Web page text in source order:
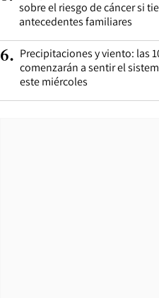
sobre el riesgo de cáncer si
antecedentes familiares
6. Precipitaciones y viento: las
comenzarán a sentir el
este miércoles